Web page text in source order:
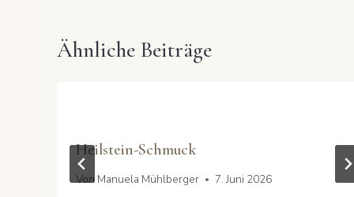
Ähnliche Beiträge
Heilstein-Schmuck
Von Manuela Mühlberger 7. Juni 2026